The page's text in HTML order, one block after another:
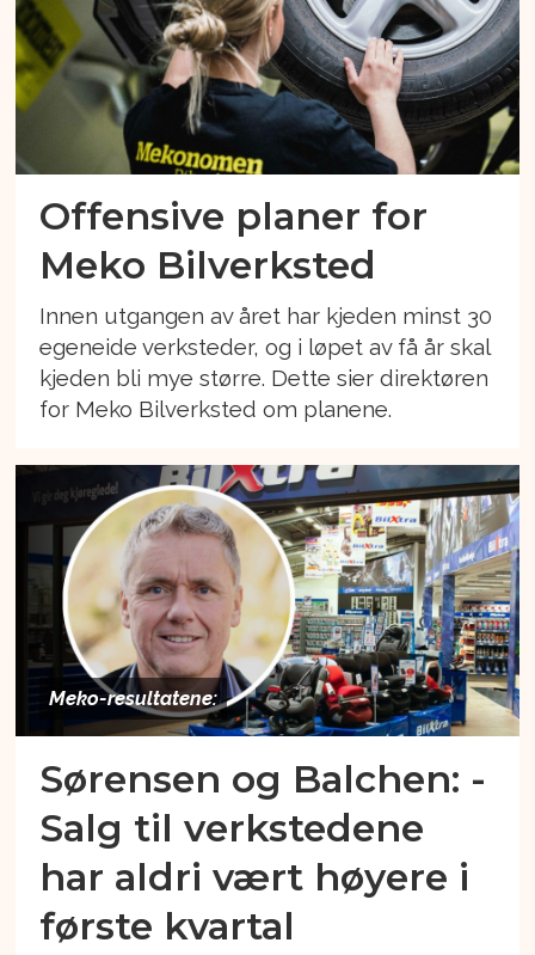
Offensive planer for
Meko Bilverksted
Innen utgangen av året har kjeden minst 30
egeneide verksteder, og i løpet av få år skal
kjeden bli mye større. Dette sier direktøren
for Meko Bilverksted om planene.
Meko-resultatene:
Sørensen og Balchen: -
Salg til verkstedene
har aldri vært høyere i
første kvartal